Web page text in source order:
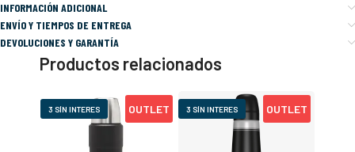
INFORMACIÓN ADICIONAL
ENVÍO Y TIEMPOS DE ENTREGA
DEVOLUCIONES Y GARANTÍA
Productos relacionados
3 SÍN INTERES OUTLET 3 SÍN INTERES OUTLET